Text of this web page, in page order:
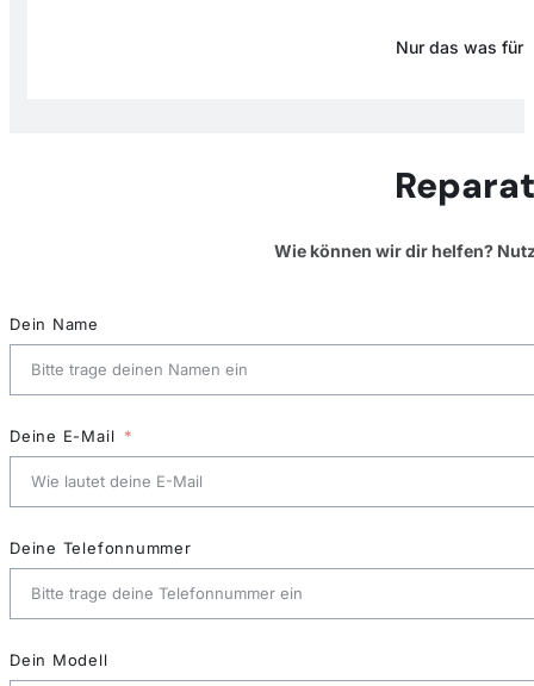
Nur das was für
Wie können wir dir helfen?
Dein Name
Deine E-Mail
Deine Telefonnummer
Dein Modell